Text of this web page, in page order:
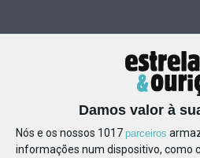
Damos valor à
Nós e os nossos 1017 parceiros
informações num dispositivo, como